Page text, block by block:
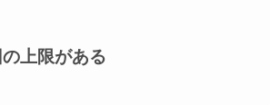
上限がある